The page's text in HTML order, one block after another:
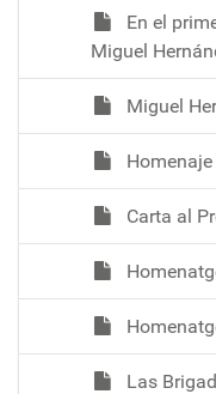
En el
Miguel
Miguel
Carta al
Las